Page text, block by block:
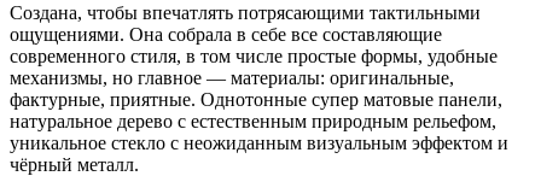
Создана, чтобы впечатлять потрясающими тактильными
ощущениями. Она собрала в себе все составляющие
современного стиля, в том числе простые формы, удобные
механизмы, но главное — материалы: оригинальные,
фактурные, приятные. Однотонные супер матовые панели,
натуральное дерево с естественным природным рельефом,
уникальное стекло с неожиданным визуальным эффектом и
чёрный металл.